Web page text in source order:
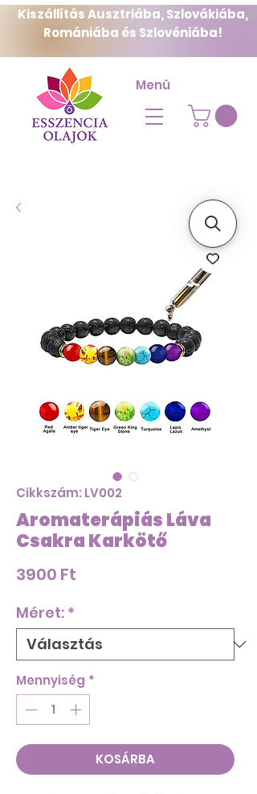
Kiszállítás Ausztriába, Szlovákiába,
Romániába és Szlovéniába!
Menü
Cikkszám: LV002
Aromaterápiás Láva
Csakra Karkötő
3900 Ft
Méret: *
Mennyiség *
KOSÁRBA